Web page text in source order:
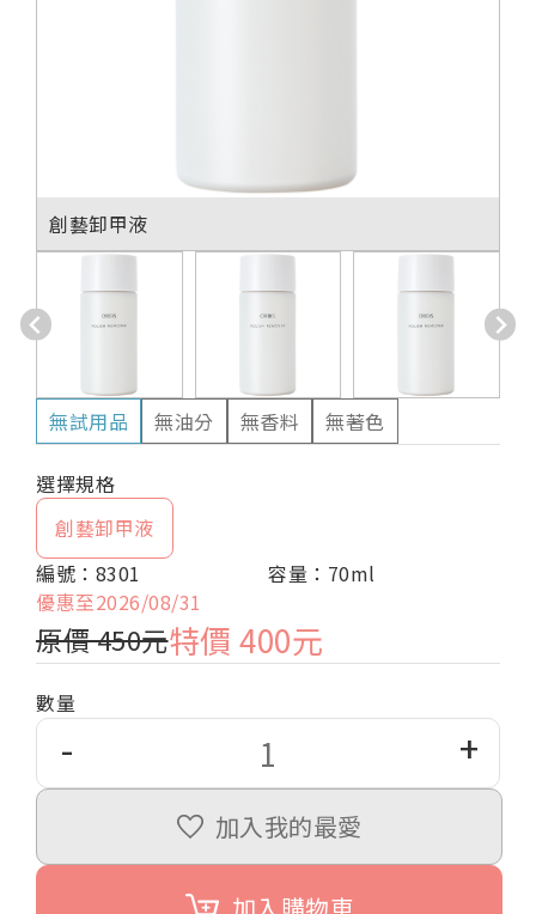
創藝卸甲液
無試用品 無油分 無香料 無著色
創藝卸甲液
編號：8301
容量：70ml
優惠至2026/08/31
原價 450元特價 400元
數量
- +
加入我的最愛
加入購物車